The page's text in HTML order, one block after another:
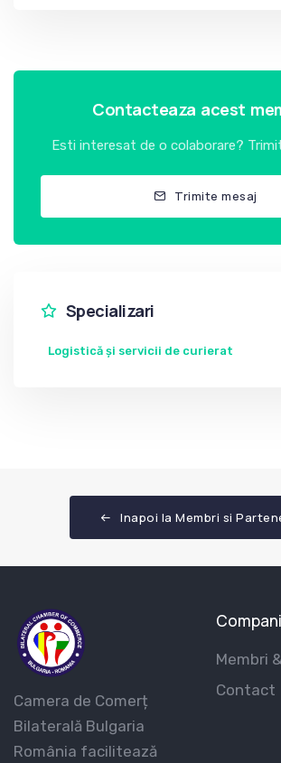
Contacteaza acest
Esti interesat de o colaborare?
Trimite mesaj
Specializari
Logistică și servicii de curierat
Inapoi la Membri si
Camera de Comerț
Bilaterală Bulgaria
România facilitează
Membri
Contact